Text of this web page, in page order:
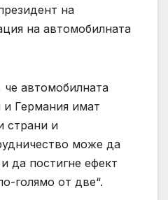
на
на автомобилната
че автомобилната
и Германия имат
страни и
може да
да постигне ефект
голямо от две“.